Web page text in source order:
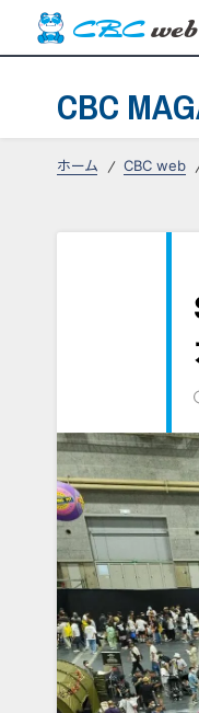
CBC
ホーム CBC web